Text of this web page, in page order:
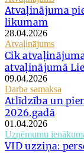
Atvaļinājuma
likumam
28.04.2026
Atvaļinājums
Cik
atvaļinājumā
09.04.2026
Darba samaksa
Atlīdzība un
2026.gadā
01.04.2026
Uzņēmumu
VID uzziņa: